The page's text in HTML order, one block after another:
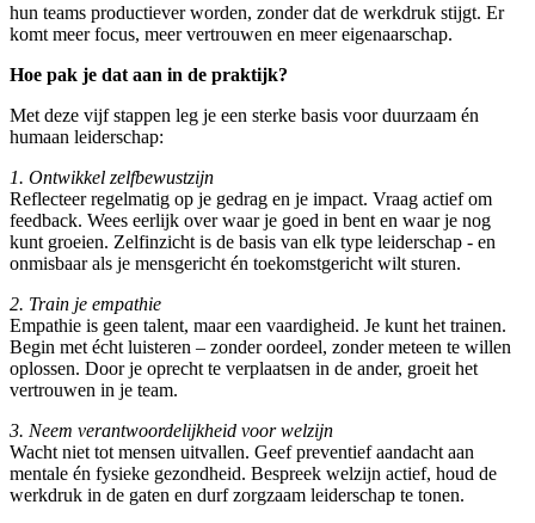
hun teams productiever worden, zonder dat de werkdruk stijgt. Er
komt meer focus, meer vertrouwen en meer eigenaarschap.
Hoe pak je dat aan in de praktijk?
Met deze vijf stappen leg je een sterke basis voor duurzaam én
humaan leiderschap:
1. Ontwikkel zelfbewustzijn
Reflecteer regelmatig op je gedrag en je impact. Vraag actief om
feedback. Wees eerlijk over waar je goed in bent en waar je nog
kunt groeien. Zelfinzicht is de basis van elk type leiderschap - en
onmisbaar als je mensgericht én toekomstgericht wilt sturen.
2. Train je empathie
Empathie is geen talent, maar een vaardigheid. Je kunt het trainen.
Begin met écht luisteren – zonder oordeel, zonder meteen te willen
oplossen. Door je oprecht te verplaatsen in de ander, groeit het
vertrouwen in je team.
3. Neem verantwoordelijkheid voor welzijn
Wacht niet tot mensen uitvallen. Geef preventief aandacht aan
mentale én fysieke gezondheid. Bespreek welzijn actief, houd de
werkdruk in de gaten en durf zorgzaam leiderschap te tonen.